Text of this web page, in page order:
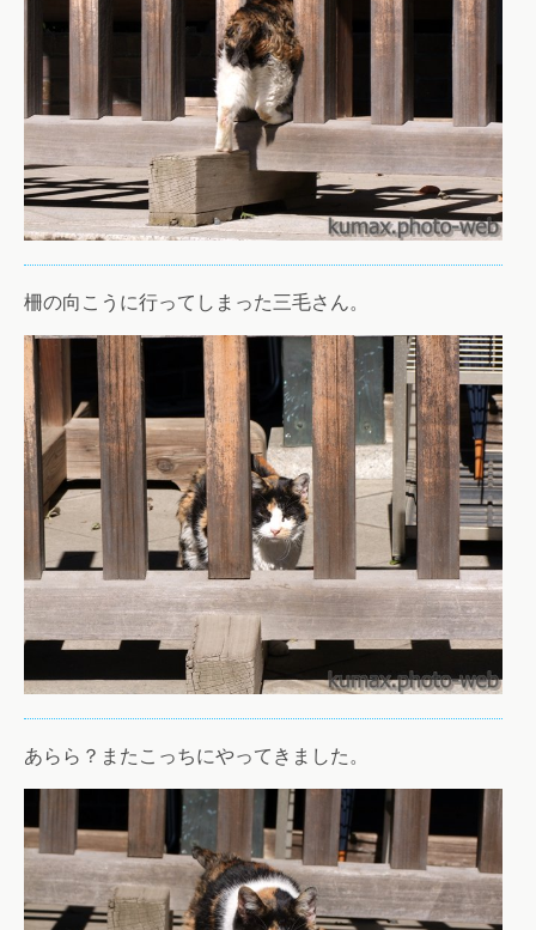
柵の向こうに行ってしまった三毛さん。
あらら？またこっちにやってきました。